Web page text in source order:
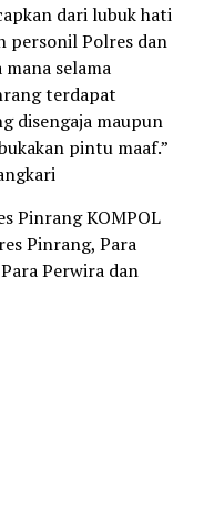
dari lubuk hati
personil Polres dan
selama
terdapat
disengaja maupun
pintu maaf.”
Pinrang KOMPOL
Pinrang, Para
Perwira dan